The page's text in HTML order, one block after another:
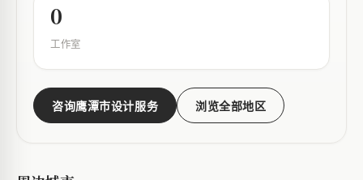
0
工作室
咨询鹰潭市设计服务 浏览全部地区